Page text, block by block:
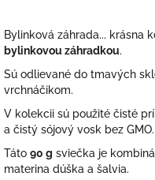
Bylinková záhrada... krásna
bylinkovou záhradkou.
Sú odlievané do tmavých
vrchnáčikom.
V kolekcii sú použité čisté
a čistý sójový vosk bez GMO.
Táto 90 g sviečka je
materina dúška a šalvia.